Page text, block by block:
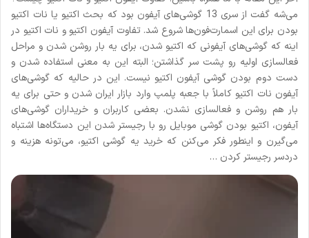
می‌شه گفت از سری 13 گوشی‌های آیفون بود که بحث اکتیو یا نات اکتیو
بودن برای این اسمارت‌فون‌ها شروع شد. تفاوت آیفون اکتیو و نات اکتیو در
اینه که گوشی‌های آیفونی که اکتیو شدن، برای یه بار روشن شدن و مراحل
فعالسازی اولیه رو پشت سر گذاشتن؛ البته این به معنی استفاده شدن و
دست دوم بودن گوشی آیفون اکتیو نیست. این در حالیه که گوشی‌های
آیفون نات اکتیو کاملاً با جعبه پلمپ وارد بازار ایران شدن و حتی برای یه
بار هم روشن و فعالسازی نشدن. بعضی کاربران و خریداران گوشی‌های
آیفون، اکتیو بودن گوشی موبایل رو با رجیستر شدن این دستگاه‌ها اشتباه
می‌گیرن و اینطور فکر می‌کنن که خرید یه گوشی اکتیو، می‌تونه هزینه و
دردسر رجیستر کردن …